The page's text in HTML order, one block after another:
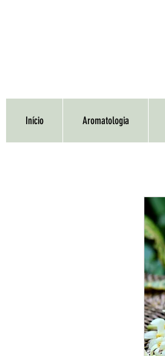
Início Aromatologia